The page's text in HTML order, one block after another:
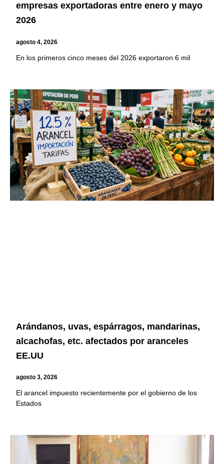
empresas exportadoras entre enero y mayo
2026
agosto 4, 2026
En los primeros cinco meses del 2026 exportaron 6 mil
Arándanos, uvas, espárragos, mandarinas,
alcachofas, etc. afectados por aranceles
EE.UU
agosto 3, 2026
El arancel impuesto recientemente por el gobierno de los
Estados